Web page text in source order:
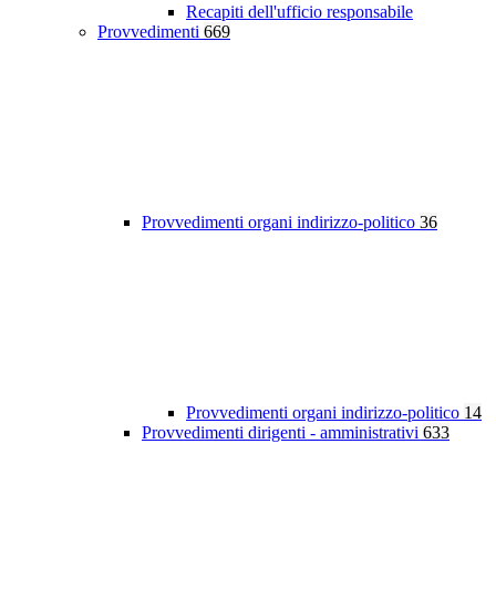
Recapiti dell'ufficio responsabile
Provvedimenti 669
Provvedimenti organi indirizzo-politico 36
Provvedimenti organi indirizzo-politico 14
Provvedimenti dirigenti - amministrativi 633